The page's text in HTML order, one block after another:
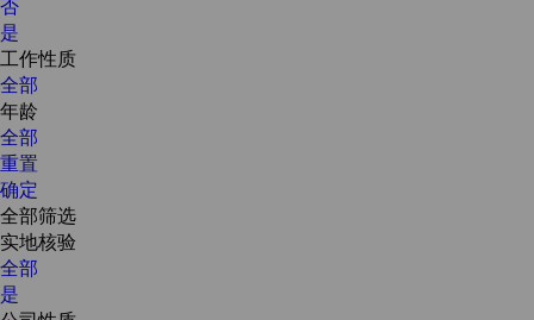
否
是
工作性质
全部
年龄
全部
重置
确定
全部筛选
实地核验
全部
是